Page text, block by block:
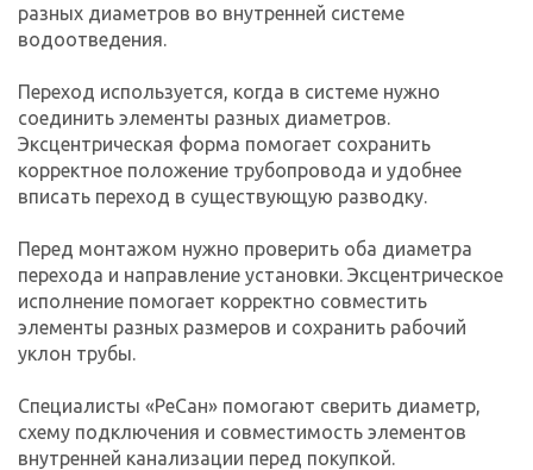
разных диаметров во внутренней системе
водоотведения.
Переход используется, когда в системе нужно
соединить элементы разных диаметров.
Эксцентрическая форма помогает сохранить
корректное положение трубопровода и удобнее
вписать переход в существующую разводку.
Перед монтажом нужно проверить оба диаметра
перехода и направление установки. Эксцентрическое
исполнение помогает корректно совместить
элементы разных размеров и сохранить рабочий
уклон трубы.
Специалисты «РеСан» помогают сверить диаметр,
схему подключения и совместимость элементов
внутренней канализации перед покупкой.